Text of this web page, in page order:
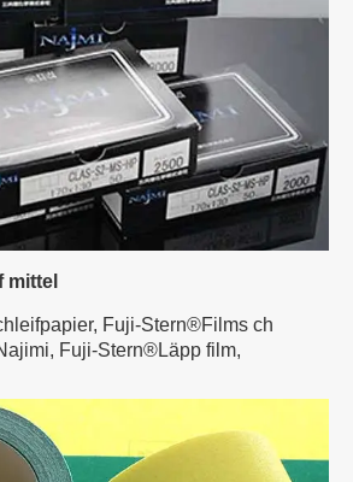
mittel
Fuji-Stern®Films ch
Fuji-Stern®Läpp film,